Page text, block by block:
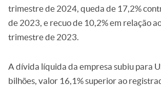
trimestre de 2024, queda de 17,2%
de 2023, e recuo de 10,2% em relação
trimestre de 2023.
A dívida líquida da empresa subiu para
bilhões, valor 16,1% superior ao